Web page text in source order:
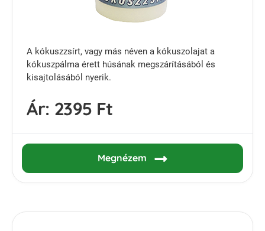
A kókuszzsírt, vagy más néven a kókuszolajat a
kókuszpálma érett húsának megszárításából és
kisajtolásából nyerik.
Ár: 2395 Ft
Megnézem